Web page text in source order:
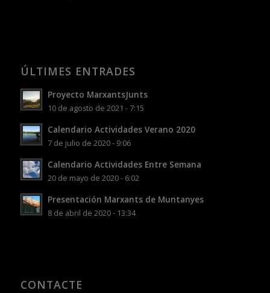
ÚLTIMES ENTRADES
Proyecto MarxantsJunts
10 de agosto de 2021 - 7:15
Calendario Actividades Verano 2020
7 de julio de 2020 - 9:06
Calendario Actividades Entre Semana
20 de mayo de 2020 - 6:02
Presentación Marxants de Muntanyes
8 de abril de 2020 - 13:34
CONTACTE